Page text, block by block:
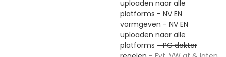
uploaden naar alle
platforms - NV EN
vormgeven - NV EN
uploaden naar alle
platforms - PC dokter